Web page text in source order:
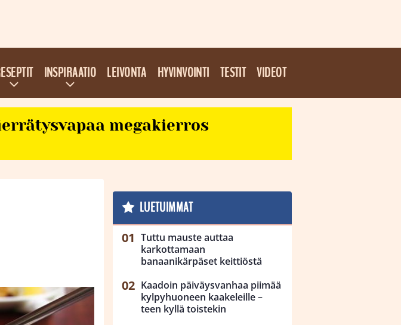
INSPIRAATIO LEIVONTA HYVINVOINTI TESTIT VIDEOT
megakierros
LUETUIMMAT
Tuttu mauste auttaa
karkottamaan
banaanikärpäset keittiöstä
Kaadoin päiväysvanhaa piimää
kylpyhuoneen kaakeleille –
teen kyllä toistekin